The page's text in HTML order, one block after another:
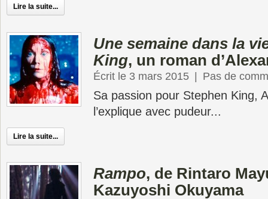
Lire la suite...
Une semaine dans la
King, un roman
Écrit le 3 mars 2015 Pas de
Sa passion pour Stephen King,
l’explique avec pudeur...
Lire la suite...
Rampo, de Rintaro
Kazuyoshi Okuyama